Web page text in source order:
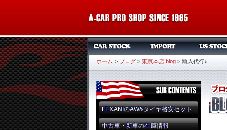
ホーム > ブログ > 東京本店 blog > 輸入代行♪
LEXANIのAW&タイヤ格安セット
中古車・新車の在庫情報